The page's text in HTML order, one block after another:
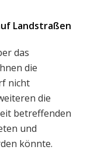
Landstraßen
das
die
nicht
die
betreffenden
und
könnte.